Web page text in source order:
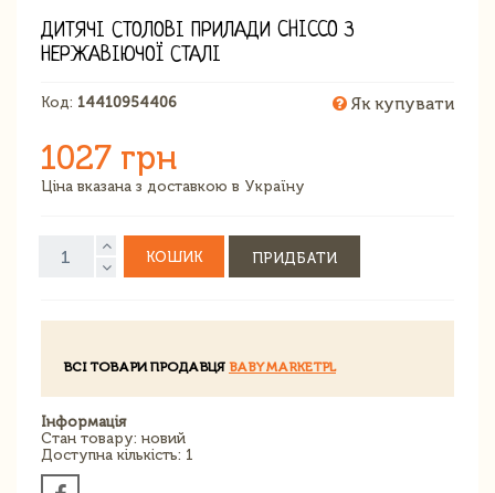
ДИТЯЧІ СТОЛОВІ ПРИЛАДИ CHICCO З
НЕРЖАВІЮЧОЇ СТАЛІ
Код: 14410954406 Як купувати
1027 грн
Ціна вказана з доставкою в Україну
КОШИК ПРИДБАТИ
ВСІ ТОВАРИ ПРОДАВЦЯ BABYMARKETPL
Інформація
Стан товару: новий
Доступна кількість: 1